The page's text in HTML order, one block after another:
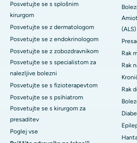
Posvetujte se s splošnim
kirurgom
Posvetujte se z dermatologom
Posvetujte se z endokrinologom
Posvetujte se z zobozdravnikom
Posvetujte se s specialistom za
nalezljive bolezni
Posvetujte se s fizioterapevtom
Posvetujte se s psihiatrom
Posvetujte se s kirurgom za
presaditev
Poglej vse
(ALS)
Rak
Rak
Rak